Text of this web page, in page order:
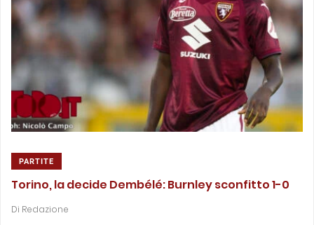
PARTITE
Torino, la decide Dembélé: Burnley sconfitto 1-0
Di Redazione